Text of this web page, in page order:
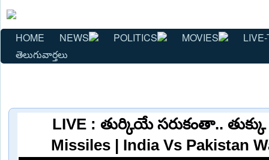
HOME NEWS POLITICS MOVIES
తెలుగువార్తలు
LIVE : తుర్కియే సరుకంతా.. తుక్కు
Missiles | India Vs Pakistan